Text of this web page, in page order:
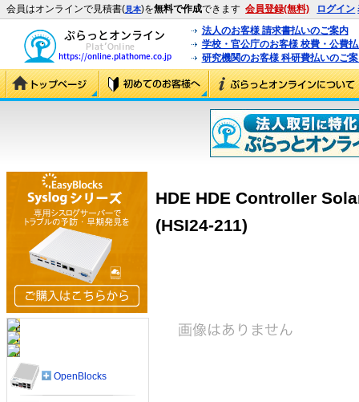
会員はオンラインで見積書(見本)を無料で作成できます 会員登録(無料) ログイン
法人のお客様 請求書払いのご案内
学校・官公庁のお客様 校費・公費
研究機関のお客様 科研費払いのご
HDE HDE Controller
(HSI24-211)
OpenBlocks